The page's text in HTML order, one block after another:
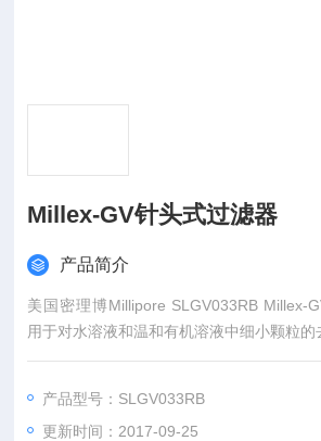
Millex-GV针头式过滤器
产品简介
美国密理博Millipore SLGV033RB Millex-
用于对水溶液和温和有机溶液中细小颗粒的
产品型号：SLGV033RB
更新时间：2017-09-25